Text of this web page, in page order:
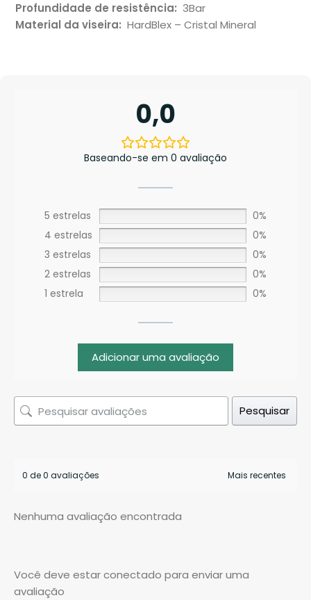
Profundidade de resistência: 3Bar
Material da viseira: HardBlex – Cristal Mineral
Você deve estar conectado para enviar uma
avaliação
0,0
Baseando-se em 0 avaliação
5 estrelas
0%
4 estrelas
0%
3 estrelas
0%
2 estrelas
0%
1 estrela
0%
Adicionar uma avaliação
Pesquisar
0 de 0 avaliações
Nenhuma avaliação encontrada